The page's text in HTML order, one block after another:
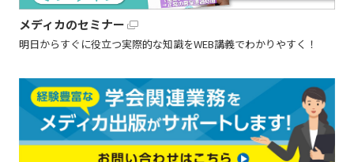
メディカのセミナー
明日からすぐに役立つ実際的な知識をWEB講義でわかりやすく！